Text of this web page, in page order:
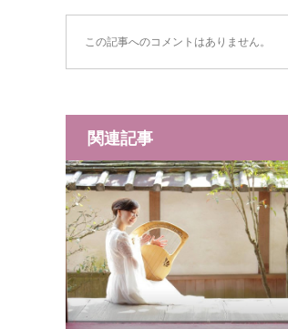
この記事へのコメントはありません。
関連記事